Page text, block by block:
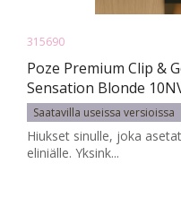
315690
Poze Premium Clip &
Sensation Blonde
Saatavilla useissa versioissa
Hiukset sinulle, joka
eliniälle. Yksink...